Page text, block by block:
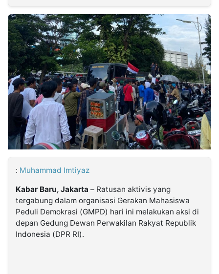
INDONESIA
Partner
Insight
NTB
Suara
Time
Lens
IDN
Daily
Jogja
Jalan
Rakyat
Idealita
News
Kita
Notice
Dinamikapost.com
Radar
Baru
Seedbacklink
Follow
Kabarbaru
: Muhammad Imtiyaz
Kabar Baru, Jakarta – Ratusan aktivis yang
tergabung dalam organisasi Gerakan Mahasiswa
Peduli Demokrasi (GMPD) hari ini melakukan aksi di
depan Gedung Dewan Perwakilan Rakyat Republik
Indonesia (DPR RI).